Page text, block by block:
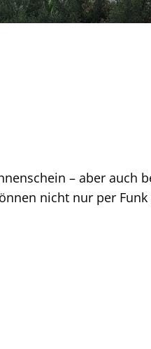
– aber auch
nicht nur per